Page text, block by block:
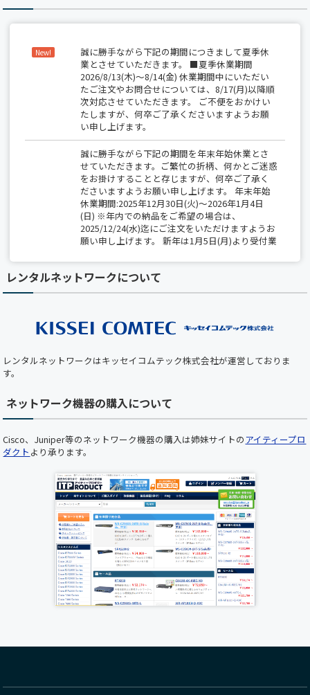
New!
誠に勝手ながら下記の期間につきまして夏季休
業とさせていただきます。 ■夏季休業期間
2026/8/13(木)～8/14(金) 休業期間中にいただい
たご注文やお問合せについては、8/17(月)以降順
次対応させていただきます。 ご不便をおかけい
たしますが、何卒ご了承くださいますようお願
い申し上げます。
誠に勝手ながら下記の期間を年末年始休業とさ
せていただきます。ご繁忙の折柄、何かとご迷惑
をお掛けすることと存じますが、何卒ご了承く
ださいますようお願い申し上げます。 年末年始
休業期間:2025年12月30日(火)～2026年1月4日
(日) ※年内での納品をご希望の場合は、
2025/12/24(水)迄にご注文をいただけますようお
願い申し上げます。 新年は1月5日(月)より受付業
【夏季休業のお知らせ】 2025/8/14(木)～
8/15(金)は全社一斉休業期間につき、 出荷業務
で、 ご不便をおかけしますが、何卒ご了承くだ
【ホームページメンテナンスのお知らせ】 平素
ームページのメンテナンスを実施いたします。
メンテナンス中はホームページをご利用いただ
うお願い申し上げます。 ■ メンテナンス日時
2025年5月22日（木）19:00 ～ 20:00（予定） お
適にご利用いただくための作業となりますので、
何卒ご理解とご協力のほどお願い申し上げます。
誠に勝手ながら下記の期間を年末年始休業とさ
せていただきます。ご繁忙の折柄、何かとご迷惑
をお掛けすることと存じますが、何卒ご了承く
ださいますようお願い申し上げます。 年末年始
休業期間:2024年12月28日(日)～2025年1月5日
(日) 新年は1月6日(月)より受付業務開始、出荷は
2025年1月7日(火)から開始いたします。
レンタルネットワークについて
レンタルネットワークはキッセイコムテック株式会社が運営しておりま
す。
ネットワーク機器の購入について
Cisco、Juniper等のネットワーク機器の購入は姉妹サイトの アイティープロ
ダクト より承ります。